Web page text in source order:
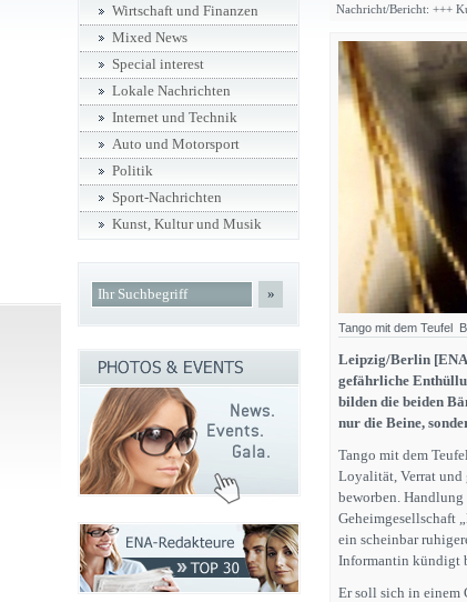
Nachricht/Bericht: +++
Tango mit dem Teufel
Leipzig/Berlin
gefährliche
bilden die beiden
nur die Beine,
Tango mit dem
Loyalität, Verrat und
beworben.
Geheimgesellschaft
ein scheinbar
Informantin kündigt
Er soll sich in einem
Wirtschaft und Finanzen
Mixed News
Special interest
Lokale Nachrichten
Internet und Technik
Auto und Motorsport
Politik
Sport-Nachrichten
Kunst, Kultur und Musik
»